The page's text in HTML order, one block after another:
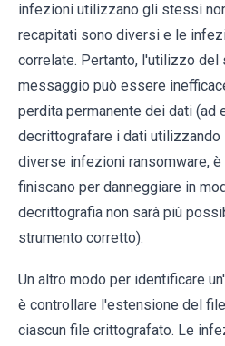
infezioni utilizzano gli stessi
recapitati sono diversi e le
correlate. Pertanto, l'utilizzo
messaggio può essere
perdita permanente dei dati (ad
decrittografare i dati
diverse infezioni ransomware,
finiscano per danneggiare in
decrittografia non sarà più
strumento corretto).
Un altro modo per identificare
è controllare l'estensione del
ciascun file crittografato. Le